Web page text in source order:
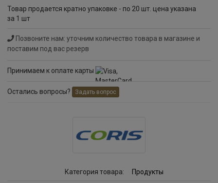
Товар продается кратно упаковке - по 20 шт. цена указана
за 1 шт
Позвоните нам: уточним количество товара в магазине и
поставим под вас резерв
Принимаем к оплате карты
Остались вопросы? Задать вопрос
Категория товара: Продукты